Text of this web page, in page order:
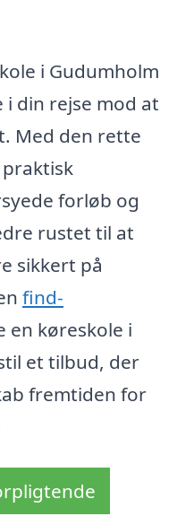
i Gudumholm
din rejse mod at
Med den rette
forløb og
rustet til at
sikkert på
find-
en køreskole i
et tilbud, der
fremtiden for